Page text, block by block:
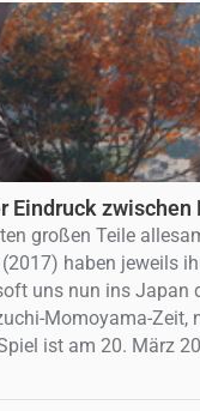
Eindruck
großen Teile
haben jeweils
uns nun ins
Momoyama-
ist am 20. März